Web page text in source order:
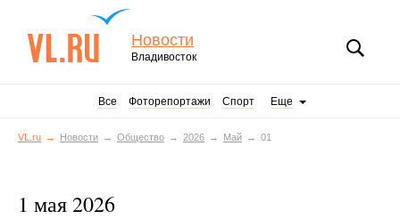
Новости
Владивосток
Все Фоторепортажи Спорт Еще
VL.ru Новости Общество 2026 Май 01
1 мая 2026